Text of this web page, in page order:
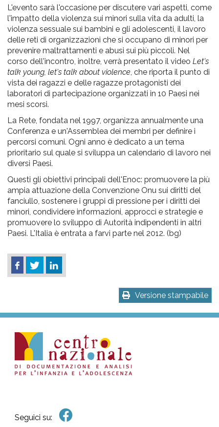
L'evento sarà l'occasione per discutere vari aspetti, come
l'impatto della violenza sui minori sulla vita da adulti, la
violenza sessuale sui bambini e gli adolescenti, il lavoro
delle reti di organizzazioni che si occupano di minori per
prevenire maltrattamenti e abusi sui più piccoli. Nel
corso dell'incontro, inoltre, verrà presentato il video Let's
talk young, let's talk about violence, che riporta il punto di
vista dei ragazzi e delle ragazze protagonisti dei
laboratori di partecipazione organizzati in 10 Paesi nei
mesi scorsi.
La Rete, fondata nel 1997, organizza annualmente una
Conferenza e un'Assemblea dei membri per definire i
percorsi comuni. Ogni anno è dedicato a un tema
prioritario sul quale si sviluppa un calendario di lavoro nei
diversi Paesi.
Questi gli obiettivi principali dell'Enoc: promuovere la più
ampia attuazione della Convenzione Onu sui diritti del
fanciullo, sostenere i gruppi di pressione per i diritti dei
minori, condividere informazioni, approcci e strategie e
promuovere lo sviluppo di Autorità indipendenti in altri
Paesi. L'Italia è entrata a farvi parte nel 2012. (bg)
Versione stampabile
Seguici su: